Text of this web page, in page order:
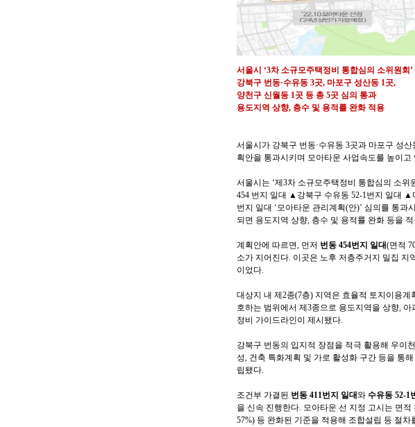
서울시 ‘3차 소규모주택정비 통합심의 소위원회’
강북구 번동·수유동 3곳, 마포구 성산동 1곳,
양천구 신월동 1곳 등 총 5곳 심의 통과
용도지역 상향, 층수 및 용적률 완화 적용
서울시가 강북구 번동·수유동 3곳과 마포구 성
획안을 통과시키며 모아타운 사업속도를 높이고
서울시는 ‘제3차 소규모주택정비 통합심의 소
454 번지 일대 ▲강북구 수유동 52-1번지 일대 ▲
번지 일대 ‘모아타운 관리계획(안)’ 심의를 통과
되면 용도지역 상향, 층수 및 용적률 완화 등을
계획안에 따르면, 먼저 번동 454번지 일대(면적
소가 지어진다. 이곳은 노후 저층주거지 밀집
이었다.
대상지 내 제2종(7층) 지역은 효율적 토지이용
호하는 범위에서 제3종으로 용도지역을 상향,
정비 가이드라인이 제시됐다.
강북구 번동의 입지적 장점을 적극 활용해 우이
성, 건축 특화계획 및 가로 활성화 구간 등을 통
립됐다.
조건부 가결된 번동 411번지 일대와 수유동 52-1
을 신속 진행한다. 모아타운 선 지정 고시는 면
57%) 등 완화된 기준을 적용해 조합설립 등 절